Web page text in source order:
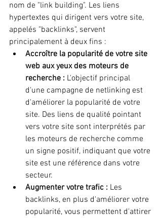
nom de "link building". Les liens
hypertextes qui dirigent vers votre site,
appelés "backlinks", servent
principalement à deux fins :
Accroître la popularité de votre site
web aux yeux des moteurs de
recherche : L'objectif principal
d'une campagne de netlinking est
d'améliorer la popularité de votre
site. Des liens de qualité pointant
vers votre site sont interprétés par
les moteurs de recherche comme
un signe positif, indiquant que votre
site est une référence dans votre
secteur.
Augmenter votre trafic : Les
backlinks, en plus d'améliorer votre
popularité, vous permettent d'attirer